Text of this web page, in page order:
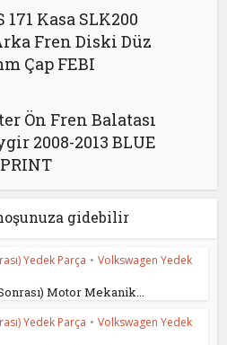
171 Kasa SLK200
Fren Diski Düz
Çap FEBI
Ön Fren Balatası
2008-2013 BLUE
PRINT
gidebilir
Yedek Parça • Volkswagen Yedek
Motor Mekanik...
Yedek Parça • Volkswagen Yedek